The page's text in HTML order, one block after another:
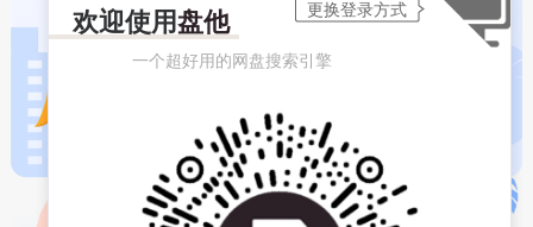
欢迎使用盘他
一个超好用的网盘搜索引擎